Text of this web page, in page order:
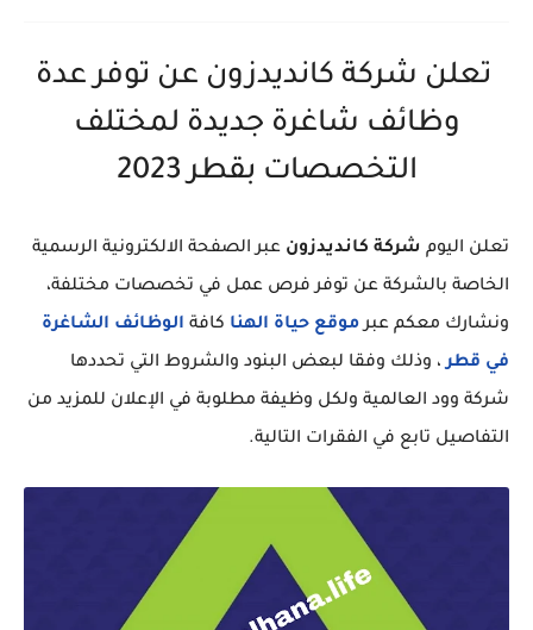
تعلن شركة كانديدزون عن توفر عدة
وظائف شاغرة جديدة لمختلف
التخصصات بقطر 2023
تعلن اليوم شركة كانديدزون عبر الصفحة الالكترونية الرسمية
الخاصة بالشركة عن توفر فرص عمل في تخصصات مختلفة،
ونشارك معكم عبرموقع حياة الهنا كافة الوظائف الشاغرة
في قطر ، وذلك وفقا لبعض البنود والشروط التي تحددها
شركة وود العالمية ولكل وظيفة مطلوبة في الإعلان للمزيد من
التفاصيل تابع في الفقرات التالية.